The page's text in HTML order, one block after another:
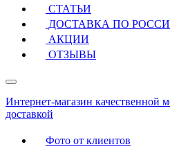
СТАТЬИ
ДОСТАВКА ПО
АКЦИИ
ОТЗЫВЫ
Интернет-магазин качественной
доставкой
Фото от клиентов